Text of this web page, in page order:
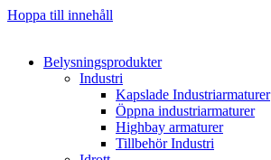
Hoppa till innehåll
Belysningsprodukter
Industri
Kapslade Industriarmaturer
Öppna industriarmaturer
Highbay armaturer
Tillbehör Industri